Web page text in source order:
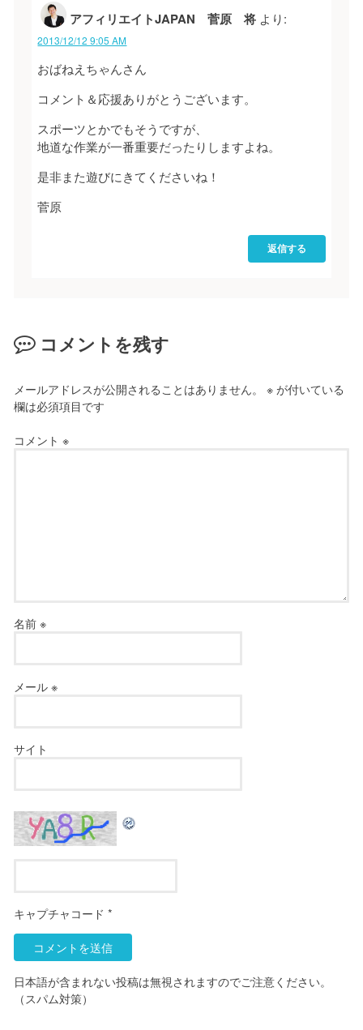
アフィリエイトJAPAN 菅原 将 より:
2013/12/12 9:05 AM
おばねえちゃんさん
コメント＆応援ありがとうございます。
スポーツとかでもそうですが、
地道な作業が一番重要だったりしますよね。
是非また遊びにきてくださいね！
菅原
返信する
コメントを残す
メールアドレスが公開されることはありません。 ※が付いている
欄は必須項目です
コメント ※
名前※
メール※
サイト
キャプチャコード *
日本語が含まれない投稿は無視されますのでご注意ください。
（スパム対策）